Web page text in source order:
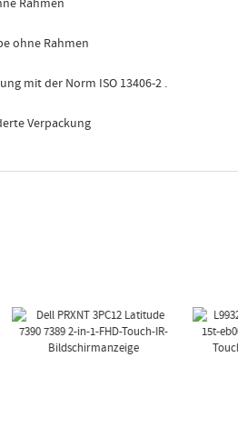
ohne Rahmen
mit der Norm ISO 13406-2 .
Verpackung